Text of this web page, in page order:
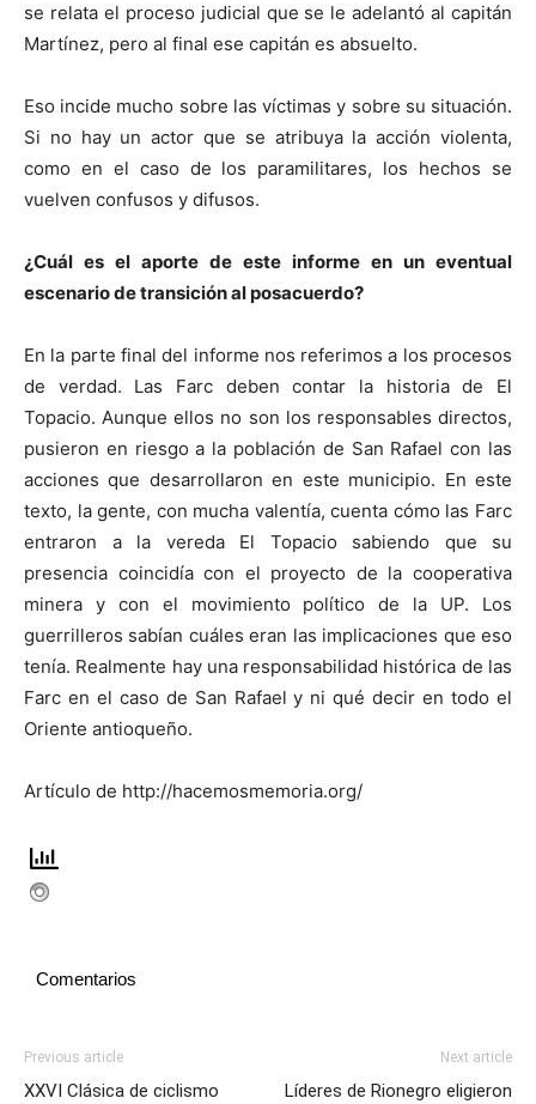
se relata el proceso judicial que se le adelantó al capitán
Martínez, pero al final ese capitán es absuelto.
Eso incide mucho sobre las víctimas y sobre su situación.
Si no hay un actor que se atribuya la acción violenta,
como en el caso de los paramilitares, los hechos se
vuelven confusos y difusos.
¿Cuál es el aporte de este informe en un eventual
escenario de transición al posacuerdo?
En la parte final del informe nos referimos a los procesos
de verdad. Las Farc deben contar la historia de El
Topacio. Aunque ellos no son los responsables directos,
pusieron en riesgo a la población de San Rafael con las
acciones que desarrollaron en este municipio. En este
texto, la gente, con mucha valentía, cuenta cómo las Farc
entraron a la vereda El Topacio sabiendo que su
presencia coincidía con el proyecto de la cooperativa
minera y con el movimiento político de la UP. Los
guerrilleros sabían cuáles eran las implicaciones que eso
tenía. Realmente hay una responsabilidad histórica de las
Farc en el caso de San Rafael y ni qué decir en todo el
Oriente antioqueño.
Artículo de http://hacemosmemoria.org/
Comentarios
Previous article
XXVI Clásica de ciclismo
Next article
Líderes de Rionegro eligieron